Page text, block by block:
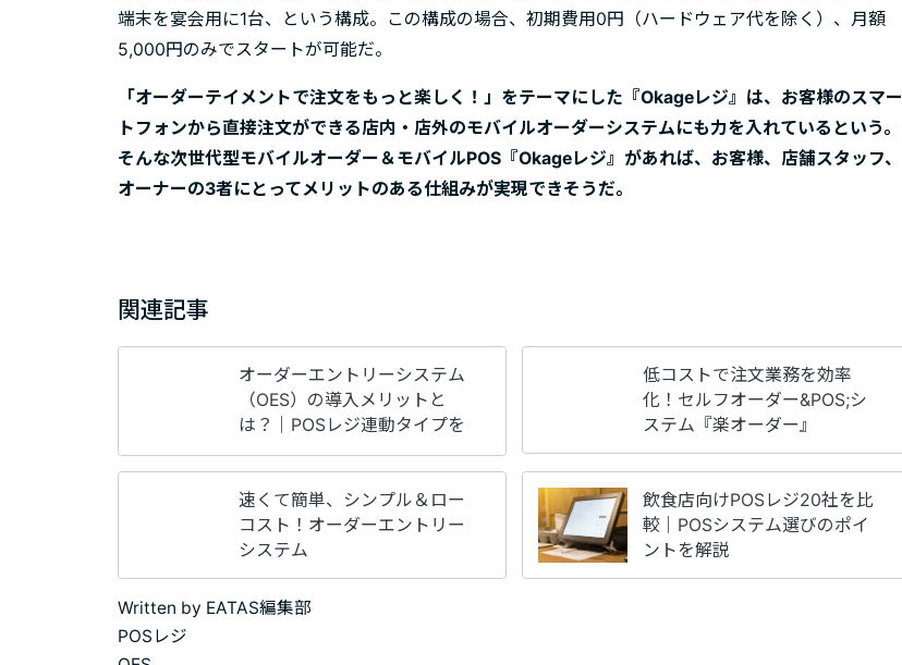
端末を宴会用に1台、という構成。この構成の場合、初期費用0円（ハードウェア代を除く）、月額
5,000円のみでスタートが可能だ。
「オーダーテイメントで注文をもっと楽しく！」をテーマにした『Okageレジ』は、お客様のスマー
トフォンから直接注文ができる店内・店外のモバイルオーダーシステムにも力を入れているという。
そんな次世代型モバイルオーダー＆モバイルPOS『Okageレジ』があれば、お客様、店舗スタッフ、
オーナーの3者にとってメリットのある仕組みが実現できそうだ。
関連記事
オーダーエントリーシステム
（OES）の導入メリットと
は？｜POSレジ連動タイプを
低コストで注文業務を効率
化！セルフオーダー&POS;シ
ステム『楽オーダー』
速くて簡単、シンプル＆ロー
コスト！オーダーエントリー
システム
飲食店向けPOSレジ20社を比
較｜POSシステム選びのポイ
ントを解説
Written by EATAS編集部
POSレジ